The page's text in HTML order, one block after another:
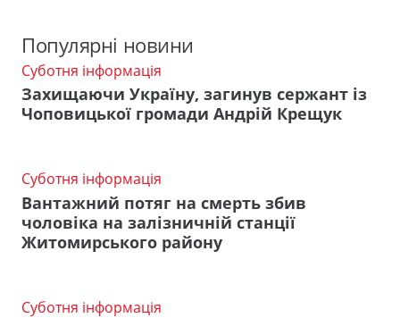
Популярні новини
Суботня інформація
Захищаючи Україну, загинув сержант із
Чоповицької громади Андрій Крещук
Суботня інформація
Вантажний потяг на смерть збив
чоловіка на залізничній станції
Житомирського району
Суботня інформація